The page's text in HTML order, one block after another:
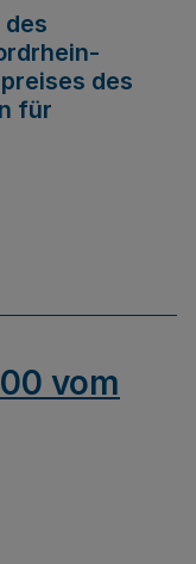
des
für
vom